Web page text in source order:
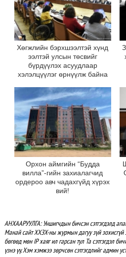
Хөгжлийн бэрхшээлтэй хүнд
ээлтэй улсын төсвийг
бүрдүүлэх асуудлаар
хэлэлцүүлэг өрнүүлж байна
Орхон аймгийн “Будда
вилла”-гийн захиалагчид
ордероо авч чадахгүйд хүрэх
вий!
АНХААРУУЛГА: Уншигчдын бичсэн сэтгэгдэлд
Манай сайт ХХЗХ-ны журмын дагуу зүй зохисгүй
бөгөөд мөн IP хаяг ил гарсан тул Та сэтгэгдэл
үзнэ үү. Хэм хэмжээ зөрчсөн сэтгэгдлийг админ